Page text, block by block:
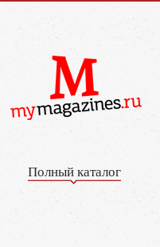
Полный каталог